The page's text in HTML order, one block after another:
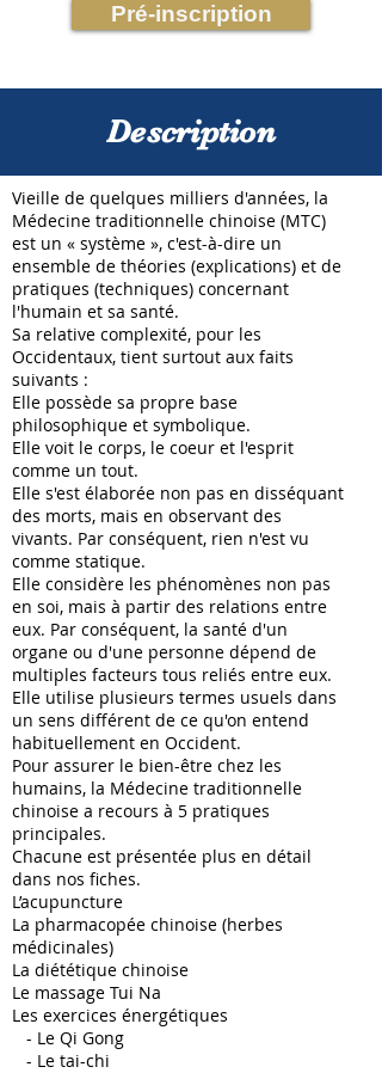
Pré-inscription
Description
Vieille de quelques milliers d'années, la
Médecine traditionnelle chinoise (MTC)
est un « système », c'est-à-dire un
ensemble de théories (explications) et de
pratiques (techniques) concernant
l'humain et sa santé.
Sa relative complexité, pour les
Occidentaux, tient surtout aux faits
suivants :
Elle possède sa propre base
philosophique et symbolique.
Elle voit le corps, le coeur et l'esprit
comme un tout.
Elle s'est élaborée non pas en disséquant
des morts, mais en observant des
vivants. Par conséquent, rien n'est vu
comme statique.
Elle considère les phénomènes non pas
en soi, mais à partir des relations entre
eux. Par conséquent, la santé d'un
organe ou d'une personne dépend de
multiples facteurs tous reliés entre eux.
Elle utilise plusieurs termes usuels dans
un sens différent de ce qu'on entend
habituellement en Occident.
Pour assurer le bien-être chez les
humains, la Médecine traditionnelle
chinoise a recours à 5 pratiques
principales.
Chacune est présentée plus en détail
dans nos fiches.
L’acupuncture
La pharmacopée chinoise (herbes
médicinales)
La diététique chinoise
Le massage Tui Na
Les exercices énergétiques
- Le Qi Gong
- Le tai-chi